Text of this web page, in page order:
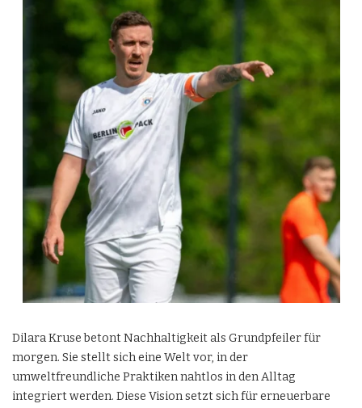
Dilara Kruse betont Nachhaltigkeit als Grundpfeiler für
morgen. Sie stellt sich eine Welt vor, in der
umweltfreundliche Praktiken nahtlos in den Alltag
integriert werden. Diese Vision setzt sich für erneuerbare